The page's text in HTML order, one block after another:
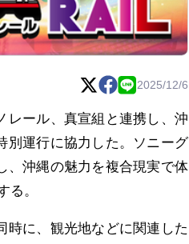
2025/12/6
レール、真宣組と連携し、沖
別運行に協力した。ソニーグ
、沖縄の魅力を複合現実で体
る。
に、観光地などに関連した